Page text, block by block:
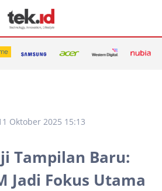
Oktober 2025 15:13
Tampilan Baru:
Jadi Fokus Utama